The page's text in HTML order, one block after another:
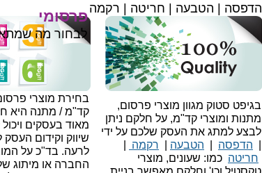
בגיפט סטוק מגוון מוצרי פרסום,
מתנות ומוצרי קד"מ, על חלקם ניתן
לבצע למתג את העסק שלכם על ידי
הדפסה הטבעה רקמה
חריטה כמו: שעונים, מוצרי
בחירת מוצרי
קד"מ / מתנה היא
מאוד בעסקים
שיווק וקידום
לרעה. בד"כ על
החברה או מיתוג
פרסומי
לבחור מה
הדפסה | הטבעה | חריטה | רקמה